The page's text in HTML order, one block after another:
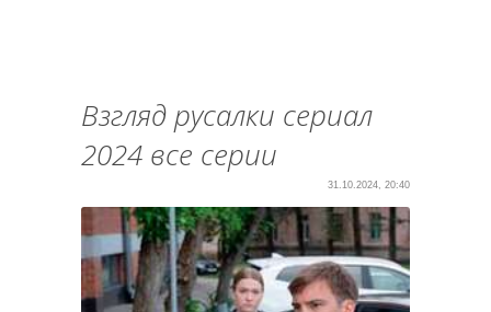
Взгляд русалки сериал
2024 все серии
31.10.2024, 20:40